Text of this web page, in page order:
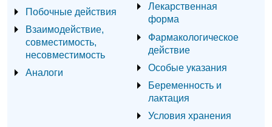
Побочные действия
Взаимодействие,
совместимость,
несовместимость
Аналоги
Лекарственная
форма
Фармакологическое
действие
Особые указания
Беременность и
лактация
Условия хранения